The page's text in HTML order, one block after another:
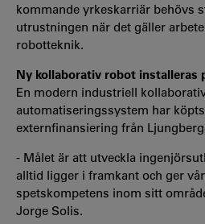
kommande yrkeskarriär behövs
utrustningen när det gäller
robotteknik.
Ny kollaborativ robot installeras
En modern industriell
automatiseringssystem har
externfinansiering från
- Målet är att utveckla
alltid ligger i framkant och ger
spetskompetens inom sitt
Jorge Solis.